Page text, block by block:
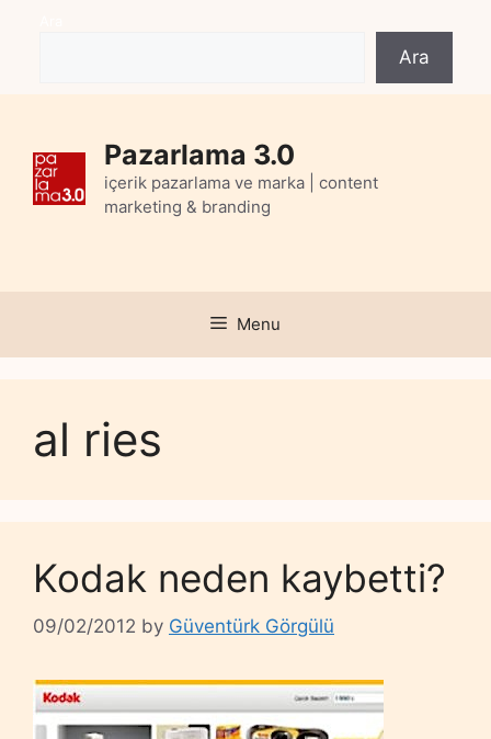
Ara
Pazarlama 3.0
içerik pazarlama ve marka | content
marketing & branding
Menu
al ries
Kodak neden kaybetti?
09/02/2012 by Güventürk Görgülü